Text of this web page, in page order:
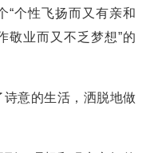
个性飞扬而又有亲和
敬业而又不乏梦想”的
意的生活，洒脱地做